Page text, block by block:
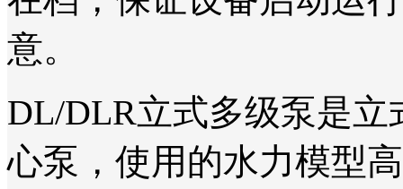
意。
DL/DLR立式多级泵是
心泵，使用的水力模型